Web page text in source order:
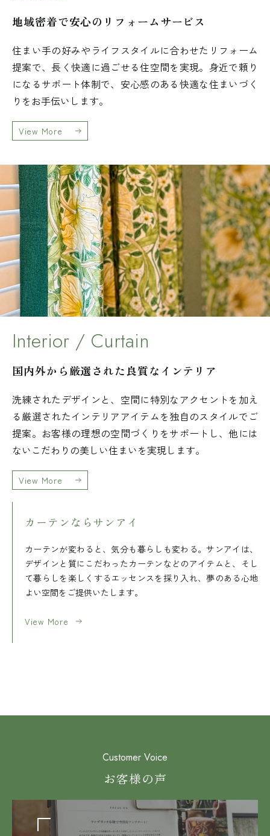
地域密着で安心のリフォームサービス
住まい手の好みやライフスタイルに合わせたリフォーム
提案で、長く快適に過ごせる住空間を実現。身近で頼り
になるサポート体制で、安心感のある快適な住まいづく
りをお手伝いします。
View More
Interior / Curtain
国内外から厳選された良質なインテリア
洗練されたデザインと、空間に特別なアクセントを加え
る厳選されたインテリアアイテムを独自のスタイルでご
提案。お客様の理想の空間づくりをサポートし、他には
ないこだわりの美しい住まいを実現します。
View More
カーテンならサンアイ
カーテンが変わると、気分も暮らしも変わる。サンアイは、
デザインと質にこだわったカーテンなどのアイテムと、そし
て暮らしを楽しくするエッセンスを採り入れ、夢のある心地
よい空間をご提供いたします。
View More
Customer Voice
お客様の声